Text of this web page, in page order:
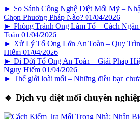
► So Sánh Công Nghệ Diệt Mối Mỹ –
Chọn Phương Pháp Nào? 01/04/2026
► Phòng Tránh Ong Làm Tổ – Cách
Toàn 01/04/2026
► Xử Lý Tổ Ong Lớn An Toàn – Quy
Hiểm 01/04/2026
► Di Dời Tổ Ong An Toàn – Giải Pháp
Nguy Hiểm 01/04/2026
► Thế giới loài mối – Những điều bạn
🔸 Dịch vụ diệt mối chuyên